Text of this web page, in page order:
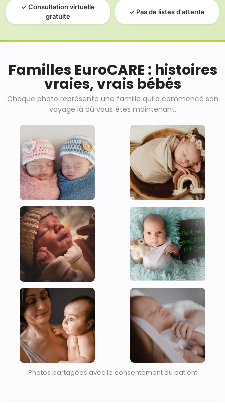
✓ Consultation virtuelle
gratuite
✓ Pas de listes d'attente
Familles EuroCARE : histoires
vraies, vrais bébés
Chaque photo représente une famille qui a commencé son
voyage là où vous êtes maintenant.
Photos partagées avec le consentement du patient